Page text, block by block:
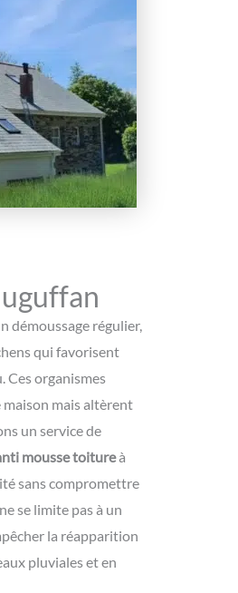
démoussage régulier,
qui favorisent
Ces organismes
mais altèrent
un service de
mousse toitureà
sans compromettre
se limite pas à un
la réapparition
pluviales et en